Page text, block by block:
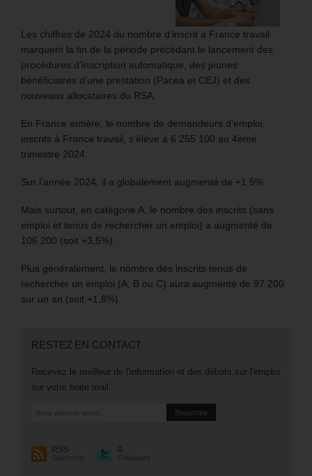
Les chiffres de 2024 du nombre d’inscrit à France travail
marquent la fin de la période précédant le lancement des
procédures d’inscription automatique, des jeunes
bénéficiaires d’une prestation (Pacea et CEJ) et des
nouveaux allocataires du RSA.
En France entière, le nombre de demandeurs d’emploi,
inscrits à France travail, s’élève à 6 255 100 au 4ème
trimestre 2024.
Sur l’année 2024, il a globalement augmenté de +1,5%.
Mais surtout, en catégorie A, le nombre des inscrits (sans
emploi et tenus de rechercher un emploi) a augmenté de
106 200 (soit +3,5%).
Plus généralement, le nombre des inscrits tenus de
rechercher un emploi (A, B ou C) aura augmenté de 97 200
sur un an (soit +1,8%).
RESTEZ EN CONTACT
Recevez le meilleur de l'information et des débats sur l'emploi
sur votre boite mail.
RSS
Souscrire
0
Followers